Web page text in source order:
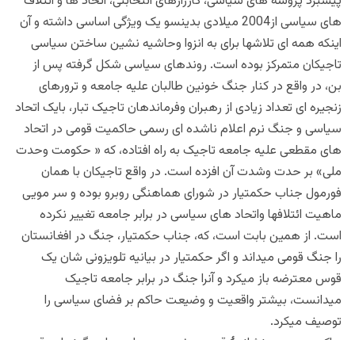
های سیاسی از2004 میلادی بدینسو یک ویژگی اساسی داشته و آن
اینکه همه ای تلاشها برای به انزوا وحاشیه نشین ساختن سیاسی
تاجیکان متمرکز بوده است. روندهای سیاسی شکل گرفته پس از
بن، در واقع در کنار جنگ خونین طالبان علیه جامعه و ترورهای
زنجیره ای تعداد زیادی از رهبران وفرماندهان تاجیک تبار، بایک اتحاد
سیاسی و جنگ نرم اعلام ناشده ای رسمی حاکمیت قومی در اتحاد
های مقطعی علیه جامعه تاجیک به راه افتاده، که « حکومت وحدت
ملی» بر حدت وشدت آن افزده است. در واقع تاجیکان با همان
فورمول جناب حکمتیار در شورای هماهنگی روبرو بوده و سر مویی
ماهیت ائتلافها واتحاد های سیاسی در برابر جامعه تغییر نکرده
است. از همین بابت است، که، جناب حکمتیار، جنگ در افغانستان
را جنگ قومی میداند و اگر حکمتیار در بیانیه تلویزونی شان یک
قوس معترضه باز میکرد و آنرا جنگ در برابر جامعه تاجیک
میدانست، بیشتر واقعیت و وضیعت حاکم بر فضای سیاسی را
توصیف میکرد.